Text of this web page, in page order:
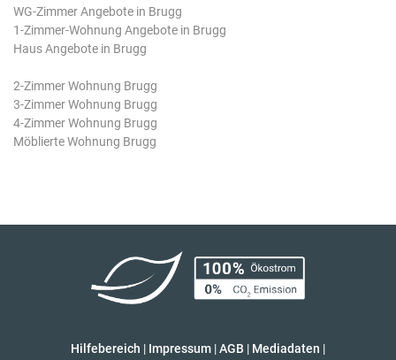
WG-Zimmer Angebote in Brugg
1-Zimmer-Wohnung Angebote in Brugg
Haus Angebote in Brugg
2-Zimmer Wohnung Brugg
3-Zimmer Wohnung Brugg
4-Zimmer Wohnung Brugg
Möblierte Wohnung Brugg
Hilfebereich | Impressum |AGB | Mediadaten |